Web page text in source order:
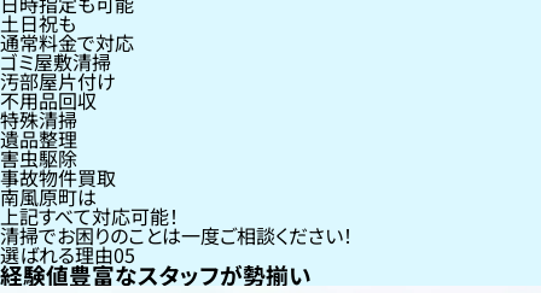
土日祝も
通常料金で対応
ゴミ屋敷清掃
汚部屋片付け
不用品回収
特殊清掃
遺品整理
害虫駆除
事故物件買取
南風原町は
上記すべて対応可能！
清掃でお困りのことは一度ご相談ください！
選ばれる理由05
経験値豊富なスタッフが勢揃い